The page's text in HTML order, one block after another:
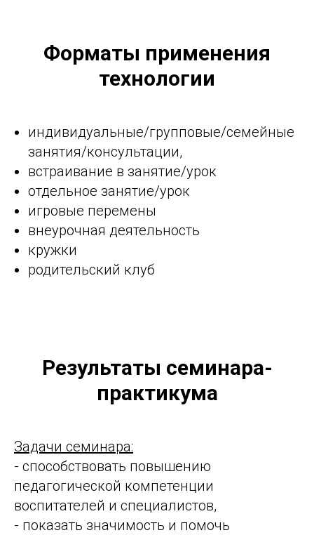
Форматы применения
технологии
индивидуальные/групповые/семейные
занятия/консультации,
встраивание в занятие/урок
отдельное занятие/урок
игровые перемены
внеурочная деятельность
кружки
родительский клуб
Результаты семинара-
практикума
Задачи семинара:
- способствовать повышению
педагогической компетенции
воспитателей и специалистов,
- показать значимость и помочь